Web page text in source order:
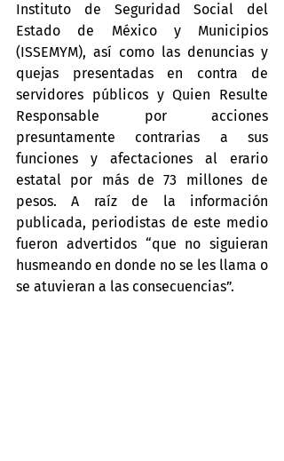
Instituto de Seguridad Social del
Estado de México y Municipios
(ISSEMYM), así como las denuncias y
quejas presentadas en contra de
servidores públicos y Quien Resulte
Responsable por acciones
presuntamente contrarias a sus
funciones y afectaciones al erario
estatal por más de 73 millones de
pesos. A raíz de la información
publicada, periodistas de este medio
fueron advertidos “que no siguieran
husmeando en donde no se les llama o
se atuvieran a las consecuencias”.